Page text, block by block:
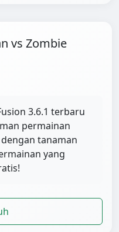
vs Zombie
3.6.1 terbaru
permainan
tanaman
yang